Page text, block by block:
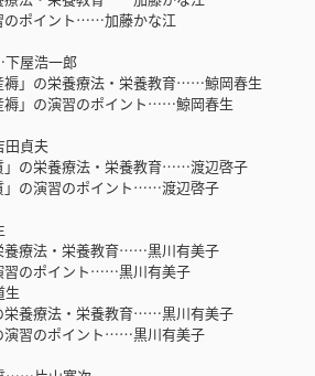
イント……加藤かな江
屋浩一郎
栄養療法・栄養教育……鯨岡春生
演習のポイント……鯨岡春生
貞夫
養療法・栄養教育……渡辺啓子
習のポイント……渡辺啓子
・栄養教育……黒川有美子
イント……黒川有美子
法・栄養教育……黒川有美子
ポイント……黒川有美子